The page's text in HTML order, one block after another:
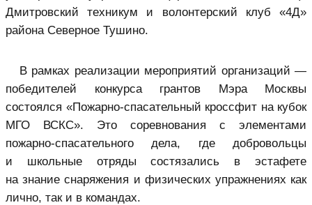
Дмитровский техникум и волонтерский клуб «4Д»
района Северное Тушино.
В рамках реализации мероприятий организаций —
победителей конкурса грантов Мэра Москвы
состоялся «Пожарно-спасательный кроссфит на кубок
МГО ВСКС». Это соревнования с элементами
пожарно-спасательного дела, где добровольцы
и школьные отряды состязались в эстафете
на знание снаряжения и физических упражнениях как
лично, так и в командах.